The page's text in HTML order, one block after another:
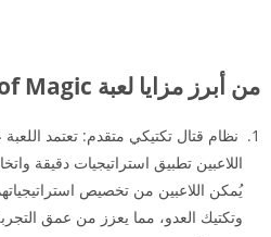
من أبرز مزايا لعبة Age of Magic مهكرة 2026
نظام قتال تكتيكي متقدم: تعتمد
اللاعبين تطبيق استراتيجيات دقيقة
يُمكن اللاعبين من تخصيص
وتكتيك العدو، مما يعزز من عمق التجربة